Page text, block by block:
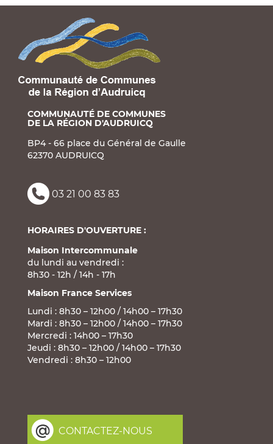
COMMUNAUTÉ DE COMMUNES
DE LA RÉGION D'AUDRUICQ
BP4 - 66 place du Général de Gaulle
62370 AUDRUICQ
03 21 00 83 83
HORAIRES D'OUVERTURE :
Maison Intercommunale
du lundi au vendredi :
8h30 - 12h / 14h - 17h
Maison France Services
Lundi : 8h30 – 12h00 / 14h00 – 17h30
Mardi : 8h30 – 12h00 / 14h00 – 17h30
Mercredi : 14h00 – 17h30
Jeudi : 8h30 – 12h00 / 14h00 – 17h30
Vendredi : 8h30 – 12h00
CONTACTEZ-NOUS